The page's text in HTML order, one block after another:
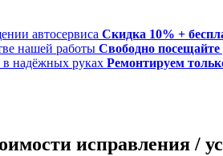
Скидка 10% +
Свободно посещайте
Ремонтируем
исправления